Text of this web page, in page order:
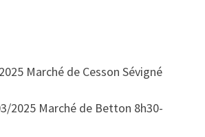
Marché de Cesson Sévigné
2025 Marché de Betton 8h30-